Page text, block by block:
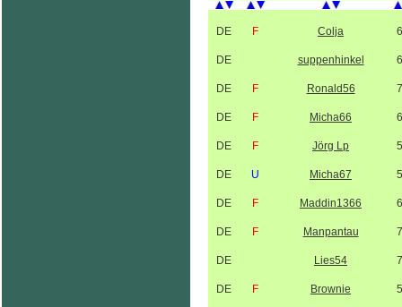
DE F Colja
DE suppenhinkel
DE F Ronald56
DE F Micha66
DE F Jörg Lp
DE U Micha67
DE F Maddin1366
DE F Manpantau
DE Lies54
DE F Brownie